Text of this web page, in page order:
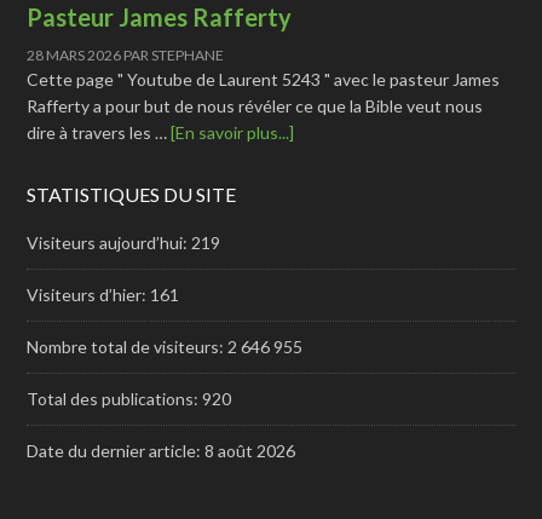
Pasteur James Rafferty
28 MARS 2026 PAR STEPHANE
Cette page " Youtube de Laurent 5243 " avec le pasteur James
Rafferty a pour but de nous révéler ce que la Bible veut nous
dire à travers les …[En savoir plus...]
STATISTIQUES DU SITE
Visiteurs aujourd’hui: 219
Visiteurs d’hier: 161
Nombre total de visiteurs: 2 646 955
Total des publications:920
Date du dernier article:8 août 2026